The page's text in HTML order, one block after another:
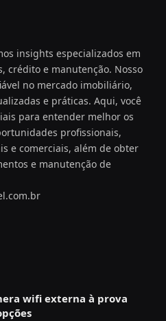
insights especializados em
crédito e manutenção. Nosso
no mercado imobiliário,
e práticas. Aqui, você
para entender melhor os
profissionais,
e comerciais, além de obter
e manutenção de
wifi externa à prova